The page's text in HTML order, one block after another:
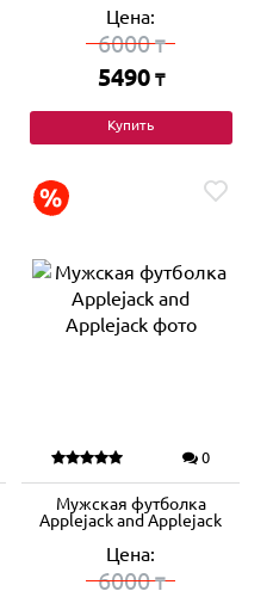
Цена:
6000₸
5490 ₸
Купить
0
Мужская футболка
Applejack and Applejack
Цена:
6000₸